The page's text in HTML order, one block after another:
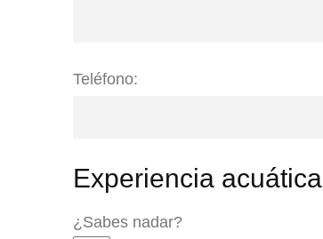
Teléfono:
Experiencia acuática
¿Sabes nadar?